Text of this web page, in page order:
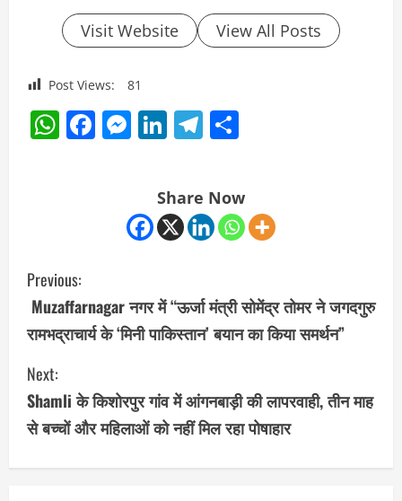
Visit Website View All Posts
Post Views: 81
WhatsApp
Facebook
Messenger
LinkedIn
Telegram
Share Now
C
o
n
t
i
n
Previous:
Muzaffarnagar नगर में “ऊर्जा मंत्री सोमेंद्र तोमर ने जगदगुरु
रामभद्राचार्य के ‘मिनी पाकिस्तान’ बयान का किया समर्थन”
Next:
Shamli के किशोरपुर गांव में आंगनबाड़ी की लापरवाही, तीन माह
से बच्चों और महिलाओं को नहीं मिल रहा पोषाहार